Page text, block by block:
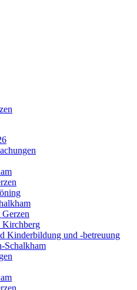
Kirchberg
Kinderbildung und -betreuung
Schalkham